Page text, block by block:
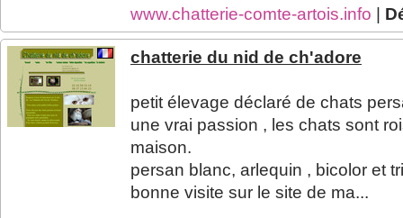
www.chatterie-comte-artois.info |
chatterie du nid de ch'adore
petit élevage déclaré de chats
une vrai passion , les chats sont
maison.
persan blanc, arlequin , bicolor et
bonne visite sur le site de ma...